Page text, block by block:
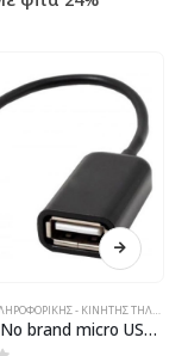
Adapter No brand micro USB – USB F, Black – 14235